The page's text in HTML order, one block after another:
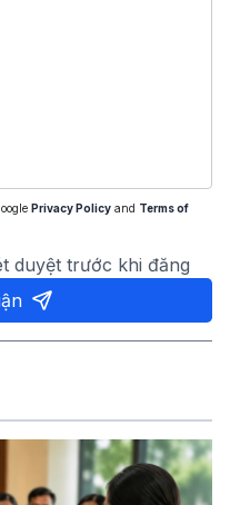
Privacy Policy and Terms of
duyệt trước khi đăng